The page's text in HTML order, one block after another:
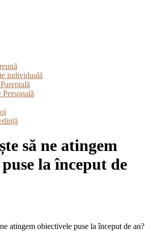
individuală
să ne atingem
la început de
atingem obiectivele puse la început de an?